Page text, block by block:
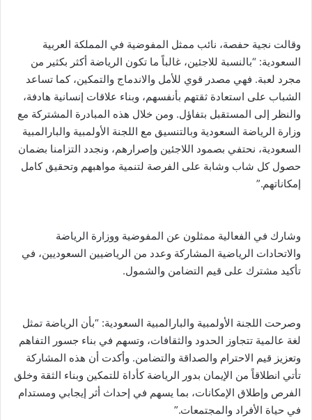
وقالت نجية حفصة، نائب ممثل المفوضية في المملكة العربية
السعودية: “بالنسبة للاجئين، غالباً ما تكون الرياضة أكثر بكثير من
مجرد لعبة. فهي مصدر قوي للأمل والاندماج والتمكين، كما تساعد
الشباب على استعادة ثقتهم بأنفسهم، وبناء علاقات إنسانية هادفة،
والنظر إلى المستقبل بتفاؤل. ومن خلال هذه المبادرة المشتركة مع
وزارة الرياضة السعودية وبالتنسيق مع اللجنة الأولمبية والبارالمبية
السعودية، نحتفي بصمود اللاجئين وإصرارهم، ونجدد التزامنا بضمان
حصول كل شاب وشابة على الفرصة لتنمية مواهبهم وتحقيق كامل
إمكاناتهم.”
وشارك في الفعالية ممثلون عن المفوضية ووزارة الرياضة
والاتحادات الرياضية المشاركة وعدد من الرياضيين السعوديين، في
تأكيد مشترك على قيم التضامن والشمول.
وصرحت اللجنة الأولمبية والبارالمبية السعودية: “بأن الرياضة تمثل
لغة عالمية تتجاوز الحدود والثقافات، وتسهم في بناء جسور التفاهم
وتعزيز قيم الاحترام والصداقة والتضامن. وأكدت أن هذه المشاركة
تأتي انطلاقاً من الإيمان بدور الرياضة كأداة للتمكين وبناء الثقة وخلق
الفرص وإطلاق الإمكانات، بما يسهم في إحداث أثر إيجابي ومستدام
في حياة الأفراد والمجتمعات.”